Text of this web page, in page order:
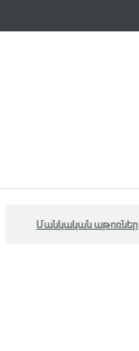
Մանկական աթոռներ